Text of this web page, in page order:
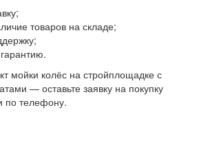
товаров на складе;
мойки колёс на стройплощадке с
— оставьте заявку на покупку
по телефону.